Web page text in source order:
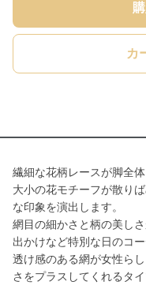
カ
繊細な花柄レースが脚全
大小の花モチーフが散り
な印象を演出します。
網目の細かさと柄の美し
出かけなど特別な日のコ
透け感のある網が女性ら
さをプラスしてくれるタイ